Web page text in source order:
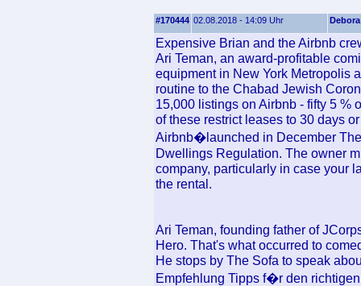
#170444 02.08.2018 - 14:09 Uhr Debora
Expensive Brian and the Airbnb
Ari Teman, an award-profitable
equipment in New York Metropolis
routine to the Chabad Jewish
15,000 listings on Airbnb - fifty 5 %
of these restrict leases to 30 days
Airbnb�launched in December
Dwellings Regulation. The owner
company, particularly in case your
the rental.
Ari Teman, founding father of
Hero. That's what occurred to
He stops by The Sofa to speak
Empfehlung Tipps f�r den